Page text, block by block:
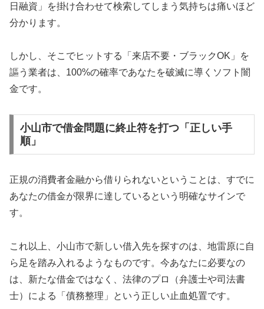
日融資」を掛け合わせて検索してしまう気持ちは痛いほど
分かります。
しかし、そこでヒットする「来店不要・ブラックOK」を
謳う業者は、100%の確率であなたを破滅に導くソフト闇
金です。
小山市で借金問題に終止符を打つ「正しい手
順」
正規の消費者金融から借りられないということは、すでに
あなたの借金が限界に達しているという明確なサインで
す。
これ以上、小山市で新しい借入先を探すのは、地雷原に自
ら足を踏み入れるようなものです。今あなたに必要なの
は、新たな借金ではなく、法律のプロ（弁護士や司法書
士）による「債務整理」という正しい止血処置です。